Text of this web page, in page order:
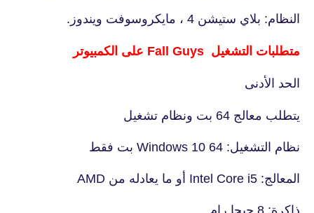
النظام: بلاي ستيشن 4 ، مايكروسوفت ويندوز.
متطلبات التشغيل Fall Guys على الكمبيوتر
الحد الأدنى
يتطلب معالج 64 بت ونظام تشغيل
نظام التشغيل: Windows 10 64 بت فقط
المعالج: Intel Core i5 أو ما يعادله من AMD
ذاكرة: 8 جيجا رام